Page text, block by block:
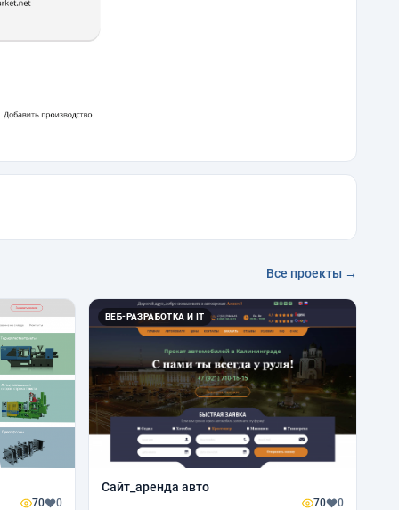
Все проекты →
70 0
ВЕБ-РАЗРАБОТКА И IT
Сайт_аренда авто
70 0